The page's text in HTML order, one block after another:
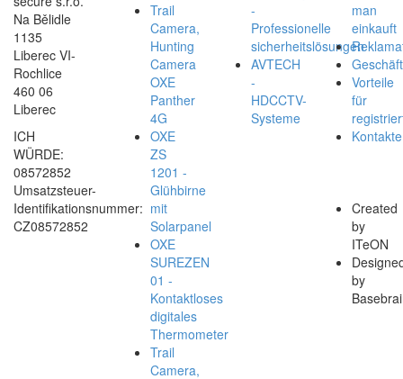
Na Bělidle
1135
Liberec VI-
Rochlice
460 06
Liberec
ICH
WÜRDE:
08572852
Umsatzsteuer-
Identifikationsnummer:
CZ08572852
Trail
Camera,
Hunting
Camera
OXE
Panther
4G
OXE
ZS
1201 -
Glühbirne
mit
Solarpanel
OXE
SUREZEN
01 -
Kontaktloses
digitales
Thermometer
Trail
Camera,
-
Professionelle
sicherheitslösungen
AVTECH
-
HDCCTV-
Systeme
man
einkauft
Vorteile
für
Kontakte
Created
by
ITeON
by